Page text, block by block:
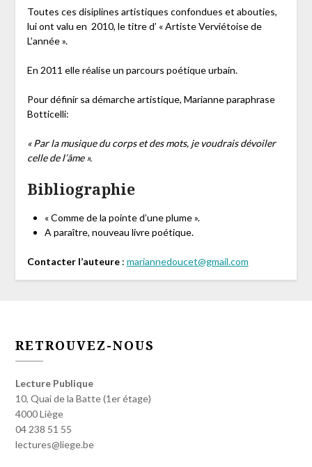
Toutes ces disiplines artistiques confondues et abouties,
lui ont valu en 2010, le titre d’ « Artiste Verviétoise de
L’année ».
En 2011 elle réalise un parcours poétique urbain.
Pour définir sa démarche artistique, Marianne paraphrase
Botticelli:
« Par la musique du corps et des mots, je voudrais dévoiler
celle de l’âme ».
Bibliographie
« Comme de la pointe d’une plume ».
A paraître, nouveau livre poétique.
Contacter l’auteure : mariannedoucet@gmail.com
RETROUVEZ-NOUS
Lecture Publique
10, Quai de la Batte (1er étage)
4000 Liège
04 238 51 55
lectures@liege.be